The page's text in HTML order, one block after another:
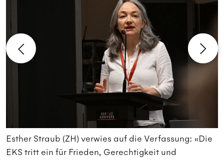
Esther Straub (ZH) verwies auf die Verfassung: «Die
EKS tritt ein für Frieden, Gerechtigkeit und